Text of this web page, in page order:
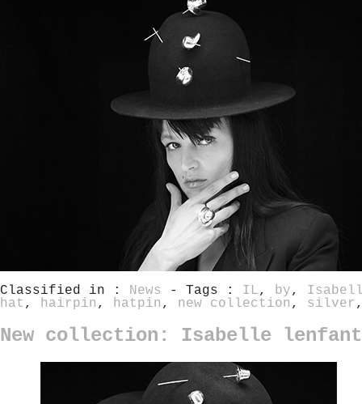
Classified in : News - Tags : IL, by,
hat , hairpin , hatpin , new collection , silver
New collection: Isabelle